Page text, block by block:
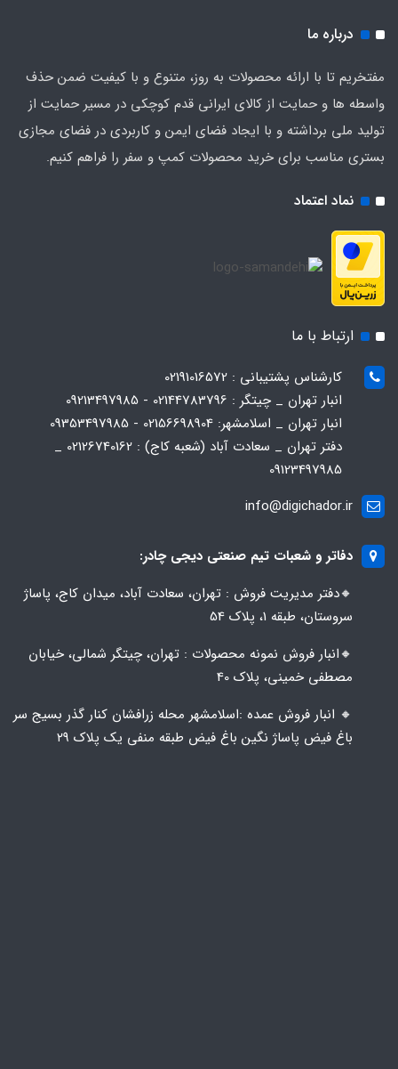
نماد اعتماد
درباره ما
مفتخریم تا با ارائه محصولات به روز، متنوع و با کیفیت ضمن حذف
واسطه ها و حمایت از کالای ایرانی قدم کوچکی در مسیر حمایت از
تولید ملی برداشته و با ایجاد فضای ایمن و کاربردی در فضای مجازی
بستری مناسب برای خرید محصولات کمپ و سفر را فراهم کنیم.
ارتباط با ما
کارشناس پشتیبانی : 02191016572
انبار تهران _ چیتگر : 02144783796 - 09213497985
انبار تهران _ اسلامشهر: 02156698904 - 09353497985
دفتر تهران _ سعادت آباد (شعبه کاج) : 02126740162 _
09123497985
info@digichador.ir
دفاتر و شعبات تیم صنعتی دیجی چادر:
🔸️​​دفتر مدیریت فروش : تهران، سعادت آباد، میدان کاج، پاساژ
سروستان، طبقه 1، پلاک 54
🔸️​​انبار فروش نمونه محصولات : تهران، چیتگر شمالی، خیابان
مصطفی خمینی، پلاک 40
🔸️ انبار فروش عمده :اسلامشهر محله زرافشان کنار گذر بسیج سر
باغ فیض پاساژ نگین باغ فیض طبقه منفی یک پلاک ۲۹